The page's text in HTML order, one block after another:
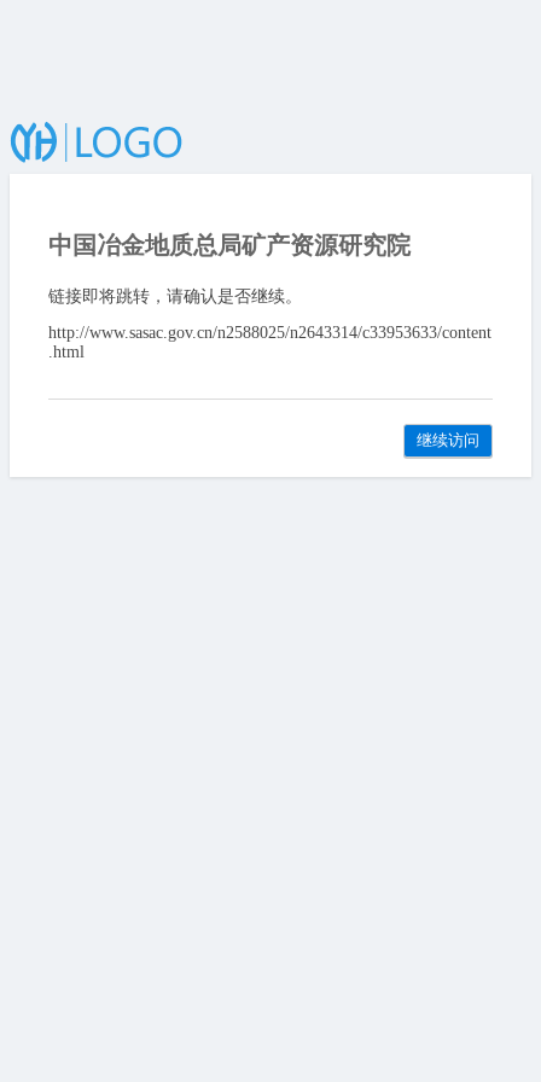
中国冶金地质总局矿产资源研究院
链接即将跳转，请确认是否继续。
http://www.sasac.gov.cn/n2588025/n2643314/c33953633/content
.html
继续访问